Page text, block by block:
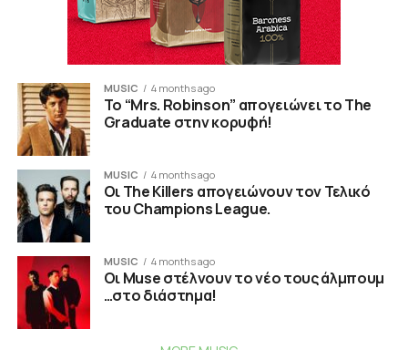
MUSIC 4 months ago
To “Mrs. Robinson” απογειώνει το The
Graduate στην κορυφή!
MUSIC 4 months ago
Οι The Killers απογειώνουν τον Τελικό
του Champions League.
MUSIC 4 months ago
Οι Muse στέλνουν το νέο τους άλμπουμ
…στο διάστημα!